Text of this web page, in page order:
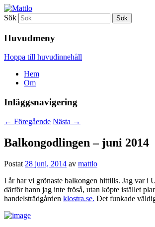
Mattlo
Sök
Huvudmeny
Hoppa till huvudinnehåll
Hem
Om
Inläggsnavigering
← Föregående Nästa →
Balkongodlingen – juni 2014
Postat 28 juni, 2014 av mattlo
I år har vi grönaste balkongen hittills. Jag var i
därför hann jag inte fröså, utan köpte istället
handelsträdgården klostra.se. Det funkade